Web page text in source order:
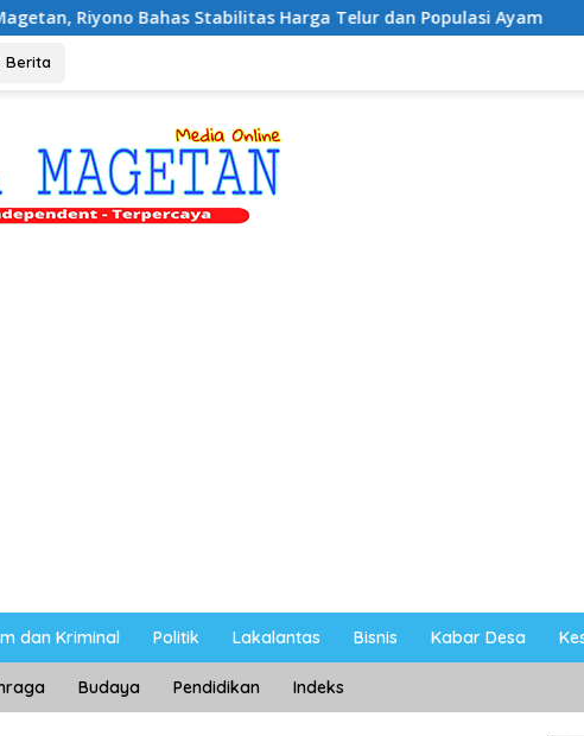
Stabilitas Harga Telur dan Populasi Ayam Dukung
Berita
dan Kriminal Politik Lakalantas Bisnis Kabar Desa
Budaya Pendidikan Indeks